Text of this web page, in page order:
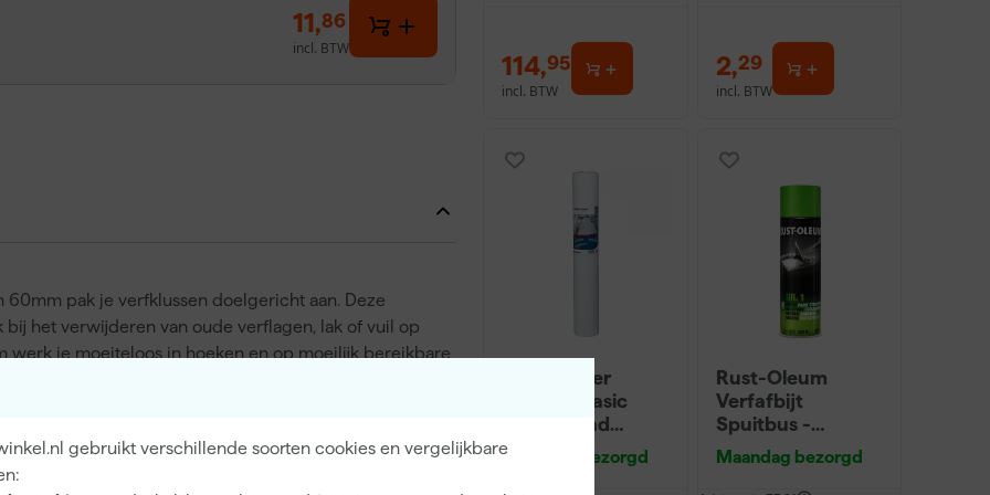
gebruikt verschillende soorten cookies en vergelijkbare
11,86
incl. BTW
pak je verfklussen doelgericht aan. Deze
het verwijderen van oude verflagen, lak of vuil op
je moeiteloos in hoeken en op moeilijk bereikbare
ergonomische ontwerp zorgt ervoor dat je
gebruik. Door de stevige kwaliteit en scherpe
je een perfecte basis legt voor verdere
schilders als veeleisende doe-het-zelvers.
114,95
incl. BTW
2,29
incl. BTW
PrimaCover
900275 Basic
Zelfklevend
Afdekvlies - 25 x
Maandag bezorgd
Rust-Oleum
Verfafbijt
Spuitbus -
transparant -
0,5L
Maandag bezorgd